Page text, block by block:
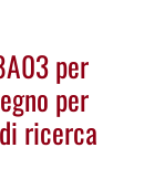
per
per
ricerca